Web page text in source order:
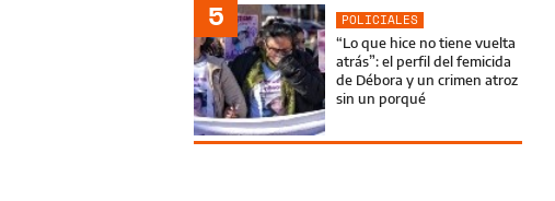
5
POLICIALES
“Lo que hice no tiene vuelta
atrás”: el perfil del femicida
de Débora y un crimen atroz
sin un porqué